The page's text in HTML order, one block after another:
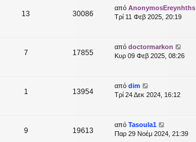
13 30086
από AnonymosEreynhths
Τρί 11 Φεβ 2025, 20:19
7 17855
από doctormarkon
Κυρ 09 Φεβ 2025, 08:26
1 13954
από dim
Τρί 24 Δεκ 2024, 16:12
9 19613
από Tasoula1
Παρ 29 Νοέμ 2024, 21:39